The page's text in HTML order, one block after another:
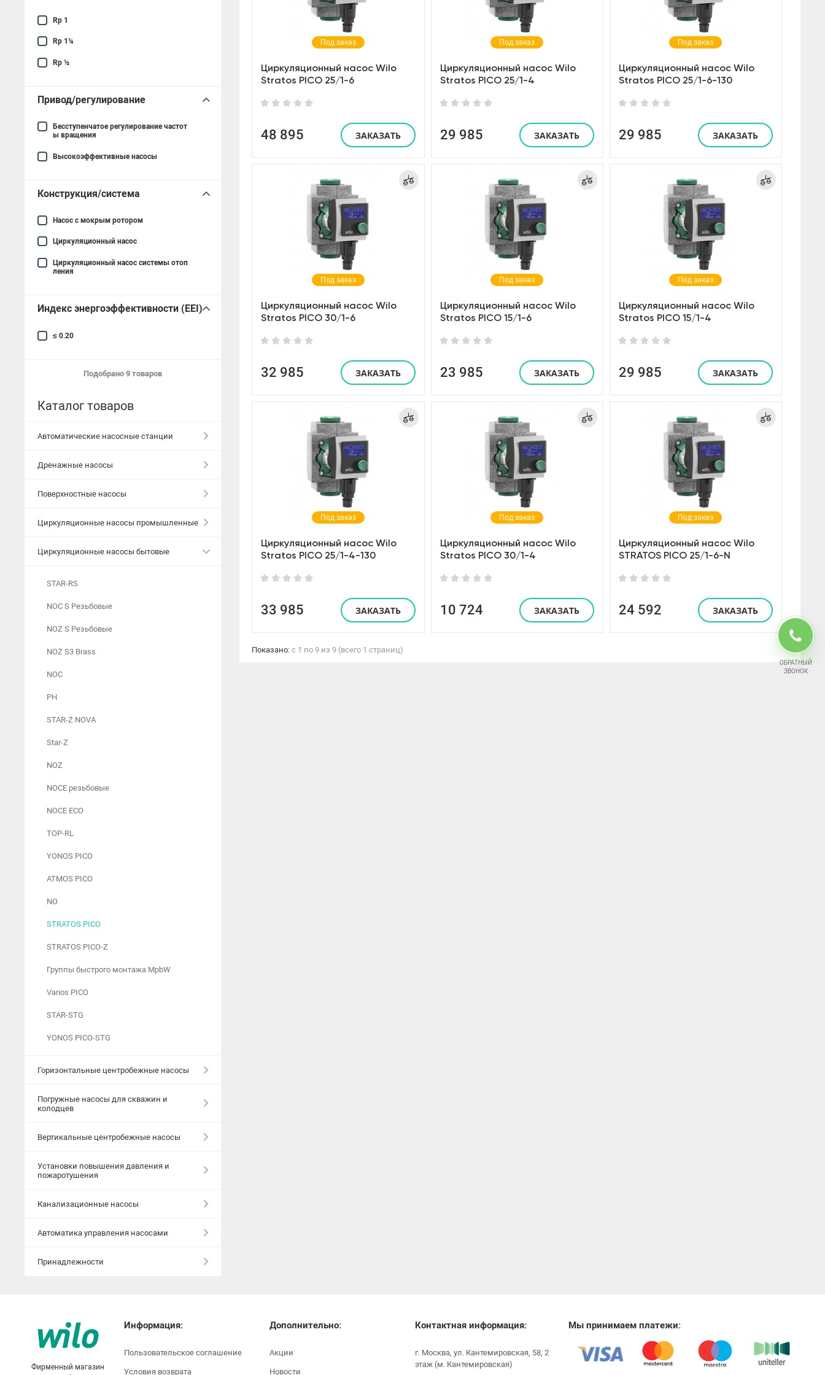
ОБРАТНЫЙ
ЗВОНОК
Rp 1
Rp 1¼
Rp ½
Привод/регулирование
Бесступенчатое регулирование частот
ы вращения
Высокоэффективные насосы
Конструкция/система
Насос с мокрым ротором
Циркуляционный насос
Циркуляционный насос системы отоп
ления
Индекс энергоэффективности (EEI)
≤ 0.20
Подобрано9 товаров
Каталог товаров
Автоматические насосные станции
Дренажные насосы
Поверхностные насосы
Циркуляционные насосы промышленные
Циркуляционные насосы бытовые
STAR-RS
NOC S Резьбовые
NOZ S Резьбовые
NOZ S3 Brass
NOC
PH
STAR-Z NOVA
Star-Z
NOZ
NOCE резьбовые
NOCE ECO
TOP-RL
YONOS PICO
ATMOS PICO
NO
STRATOS PICO
STRATOS PICO-Z
Группы быстрого монтажа MpbW
Varios PICO
STAR-STG
YONOS PICO-STG
Горизонтальные центробежные насосы
Погружные насосы для скважин и
колодцев
Вертикальные центробежные насосы
Установки повышения давления и
пожаротушения
Канализационные насосы
Автоматика управления насосами
Принадлежности
Под заказ
Циркуляционный насос Wilo
Stratos PICO 25/1-6
48 895 ЗАКАЗАТЬ
Под заказ
Циркуляционный насос Wilo
Stratos PICO 25/1-4
29 985 ЗАКАЗАТЬ
Под заказ
Циркуляционный насос Wilo
Stratos PICO 25/1-6-130
29 985 ЗАКАЗАТЬ
Под заказ
Циркуляционный насос Wilo
Stratos PICO 30/1-6
32 985 ЗАКАЗАТЬ
Под заказ
Циркуляционный насос Wilo
Stratos PICO 15/1-6
23 985 ЗАКАЗАТЬ
Под заказ
Циркуляционный насос Wilo
Stratos PICO 15/1-4
29 985 ЗАКАЗАТЬ
Под заказ
Циркуляционный насос Wilo
Stratos PICO 25/1-4-130
33 985 ЗАКАЗАТЬ
Под заказ
Циркуляционный насос Wilo
Stratos PICO 30/1-4
10 724 ЗАКАЗАТЬ
Под заказ
Циркуляционный насос Wilo
STRATOS PICO 25/1-6-N
24 592 ЗАКАЗАТЬ
Показано:с 1 по 9 из 9 (всего 1 страниц)
Фирменный магазин
Информация:
Пользовательское соглашение
Условия возврата
Дополнительно:
Акции
Новости
Контактная информация:
г. Москва, ул. Кантемировская, 58, 2
этаж (м. Кантемировская)
Мы принимаем платежи: